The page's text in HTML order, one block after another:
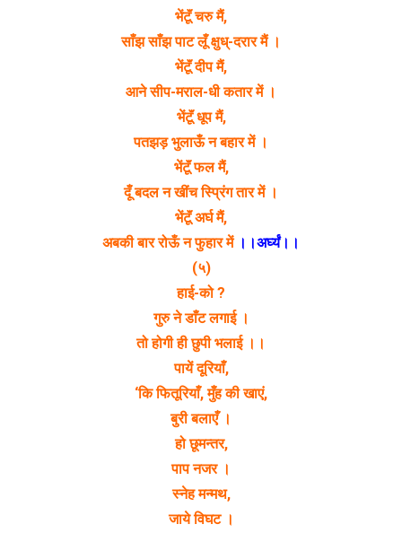
भेंटूॅं चरु मैं,
साँझ साँझ पाट लूँ क्षुध्-दरार मैं ।
भेंटूॅं दीप मैं,
आने सीप-मराल-धी कतार में ।
भेंटूॅं धूप मैं,
पतझड़ भुलाऊँ न बहार में ।
भेंटूॅं फल मैं,
दूँ बदल न खींच स्प्रिंग तार में ।
भेंटूॅं अर्घ मैं,
अबकी बार रोऊँ न फुहार में ।।अर्घ्यं।।
(५)
हाई-को ?
गुरु ने डाँट लगाई ।
तो होगी ही छुपी भलाई ।।
पायें दूरियाँ,
‘कि फितूरियाँ, मुँह की खाएं,
बुरी बलाएँ ।
हो छूमन्तर,
पाप नजर ।
स्नेह मन्मथ,
जाये विघट ।